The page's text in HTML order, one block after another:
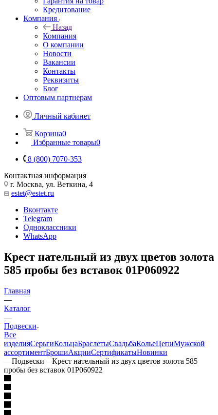
Кредитование
Компания
Назад
Компания
О компании
Новости
Вакансии
Контакты
Реквизиты
Блог
Оптовым партнерам
Личный кабинет
Корзина0
Избранные товары0
8 (800) 7070-353
Контактная информация
г. Москва, ул. Веткина, 4
estet@estet.ru
Вконтакте
Telegram
Одноклассники
WhatsApp
Крест нательный из двух цветов золота
585 пробы без вставок 01Р060922
Главная
—
Каталог
—
Подвески
Все
изделияСерьгиКольцаБраслетыСвадьбаКольеЦепиМужской
ассортиментБрошиАкцииСертификатыНовинки
—Подвески—Крест нательный из двух цветов золота 585
пробы без вставок 01Р060922